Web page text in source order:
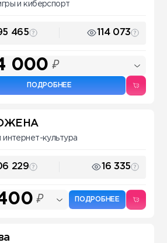
и киберспорт
465 114 073
000 ₽
ПОДРОБНЕЕ
интернет-культура
229 16 335
₽ ПОДРОБНЕЕ